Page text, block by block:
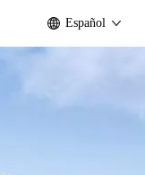
Español